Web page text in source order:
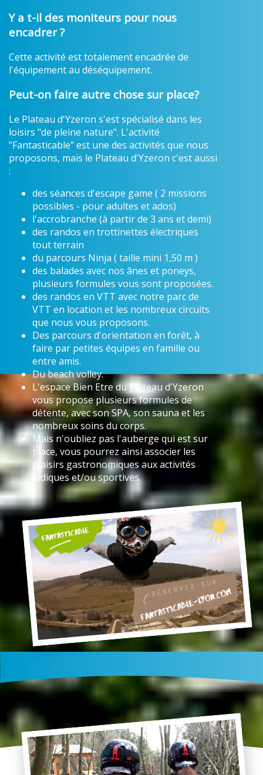
Y a t-il des moniteurs pour nous
encadrer ?
Cette activité est totalement encadrée de
l'équipement au déséquipement.
Peut-on faire autre chose sur place?
Le Plateau d'Yzeron s'est spécialisé dans les
loisirs "de pleine nature". L'activité
"Fantasticable" est une des activités que nous
proposons, mais le Plateau d'Yzeron c'est aussi
:
des séances d'escape game ( 2 missions
possibles - pour adultes et ados)
l'accrobranche (à partir de 3 ans et demi)
des randos en trottinettes électriques
tout terrain
du parcours Ninja ( taille mini 1,50 m )
des balades avec nos ânes et poneys,
plusieurs formules vous sont proposées.
des randos en VTT avec notre parc de
VTT en location et les nombreux circuits
que nous vous proposons.
Des parcours d'orientation en forêt, à
faire par petites équipes en famille ou
entre amis.
Du beach volley.
L'espace Bien Etre du Plateau d'Yzeron
vous propose plusieurs formules de
détente, avec son SPA, son sauna et les
nombreux soins du corps.
Mais n'oubliez pas l'auberge qui est sur
place, vous pourrez ainsi associer les
plaisirs gastronomiques aux activités
ludiques et/ou sportives.